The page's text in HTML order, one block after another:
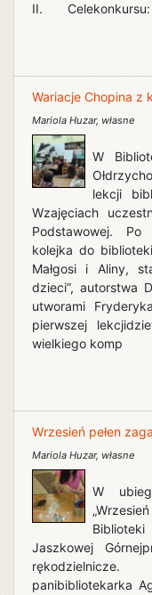
II.
Wariacje Chopina z
Mariola Huzar, własne
W
lekcji
Wzajęciach
Podstawowej. Po
kolejka do
Małgosi i Aliny,
dzieci”, autorstwa
utworami
pierwszej
wielkiego komp
Wrzesień pełen
Mariola Huzar, własne
W
Jaszkowej
panibibliotekarka